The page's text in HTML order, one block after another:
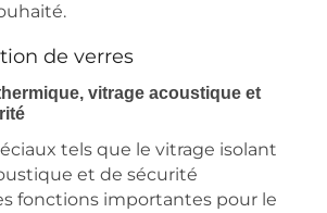
de verres
vitrage acoustique et
tels que le vitrage isolant
et de sécurité
fonctions importantes pour le